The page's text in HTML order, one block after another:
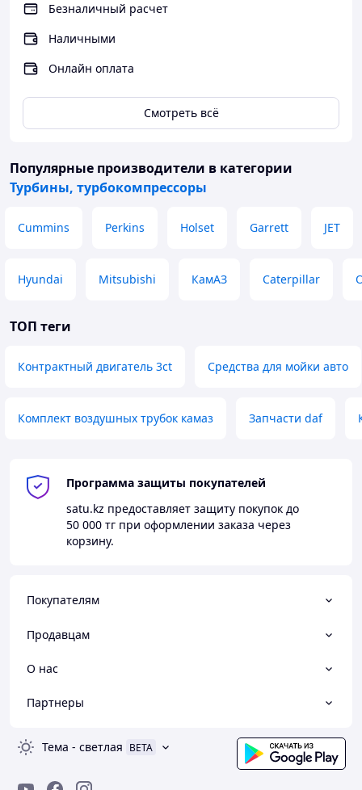
Безналичный расчет
Наличными
Онлайн оплата
Смотреть всё
Популярные производители в категории
Турбины, турбокомпрессоры
Cummins Perkins Holset Garrett JET
Hyundai Mitsubishi КамАЗ Caterpillar
ТОП теги
Контрактный двигатель 3ct Средства для мойки авто
Комплект воздушных трубок камаз Запчасти daf
Программа защиты покупателей
satu.kz предоставляет защиту покупок до
50 000 тг при оформлении заказа через
корзину.
Покупателям
Продавцам
О нас
Партнеры
Тема - светлая BETA